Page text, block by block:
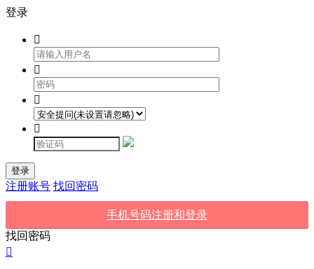
登录




登录
注册账号 找回密码
手机号码注册和登录
找回密码
